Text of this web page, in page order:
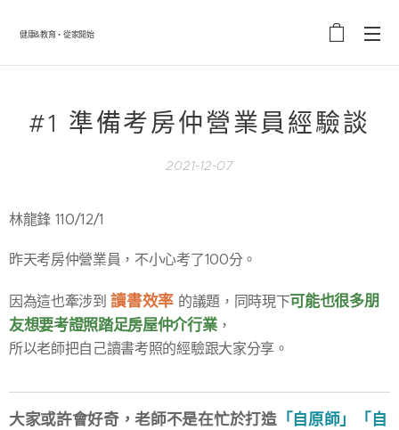
健康&教育・從家開始
#1 準備考房仲營業員經驗談
2021-12-07
林龍鋒 110/12/1
昨天考房仲營業員，不小心考了100分。
因為這也牽涉到 讀書效率 的議題，同時現下可能也很多朋
友想要考證照踏足房屋仲介行業，
所以老師把自己讀書考照的經驗跟大家分享。
大家或許會好奇，老師不是在忙於打造「自原師」「自